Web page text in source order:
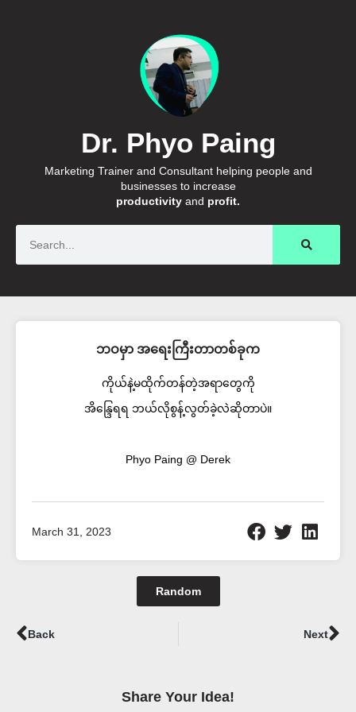
Dr. Phyo Paing
Marketing Trainer and Consultant helping people and
businesses to increase
productivity and profit.
ဘဝမှာ အရေးကြီးတာတစ်ခုက
ကိုယ်နဲ့မထိုက်တန်တဲ့အရာတွေကို
အိန္ဒြေရရ ဘယ်လိုစွန့်လွတ်ခဲ့လဲဆိုတာပဲ။
Phyo Paing @ Derek
March 31, 2023
Random
Prev
Back Next
Share Your Idea!​